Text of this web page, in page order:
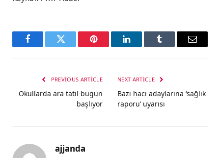
FacebookTwitter Pinterest LinkedInTumblr Email
PREVIOUS ARTICLE
Okullarda ara tatil bugün
başlıyor
NEXT ARTICLE
Bazı hacı adaylarına ‘sağlık
raporu’ uyarısı
ajjanda